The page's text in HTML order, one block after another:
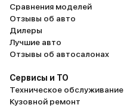
Сравнения моделей
Отзывы об авто
Дилеры
Лучшие авто
Отзывы об автосалонах
Сервисы и ТО
Техническое обслуживание
Кузовной ремонт